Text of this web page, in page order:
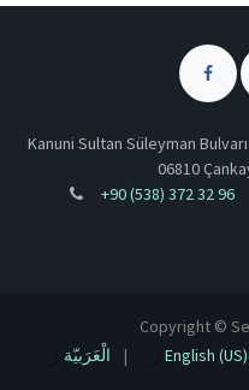
Kanuni Sultan Süleyman
06810
+90 (538) 372 32 96
Copyright ©
الْعَرَبيّة
| English (US)